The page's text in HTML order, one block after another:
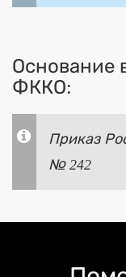
Основание
ФККО:
Приказ
№ 242